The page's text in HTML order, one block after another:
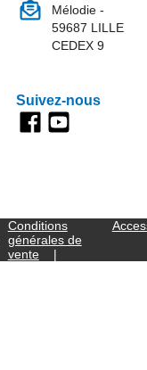
Mélodie -
59687 LILLE
CEDEX 9
Suivez-nous
Conditions
générales de
vente